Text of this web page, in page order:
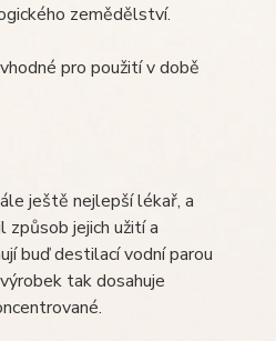
zemědělství.
pro použití v době
ještě nejlepší lékař, a
způsob jejich užití a
buď destilací vodní parou
tak dosahuje